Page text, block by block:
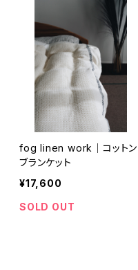
fog linen work｜コットン
ブランケット
¥17,600
SOLD OUT